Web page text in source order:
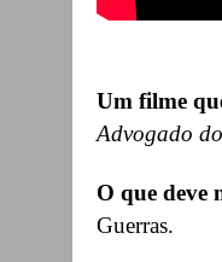
Um filme
Advogado
O que deve
Guerras.